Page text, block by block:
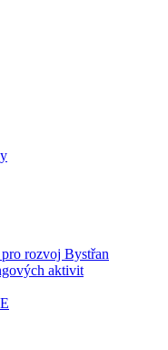
rozvoj Bystřan
aktivit